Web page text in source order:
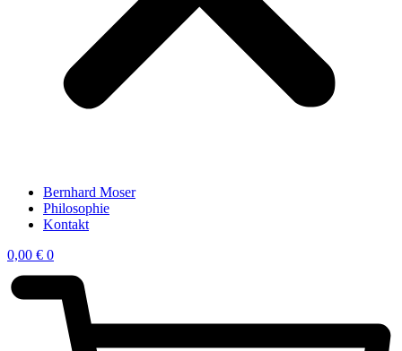
Bernhard Moser
Philosophie
Kontakt
0,00 € 0